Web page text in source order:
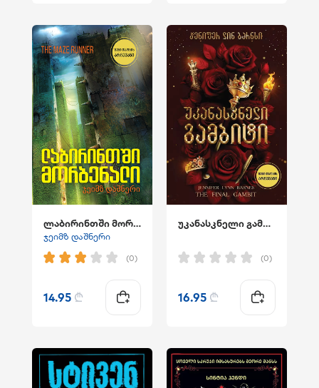
ლაბირინთში მორბენალი
ჯეიმზ დაშნერი
(0)
14.95 ₾
უკანასკნელი გამბიტი
(0)
16.95 ₾